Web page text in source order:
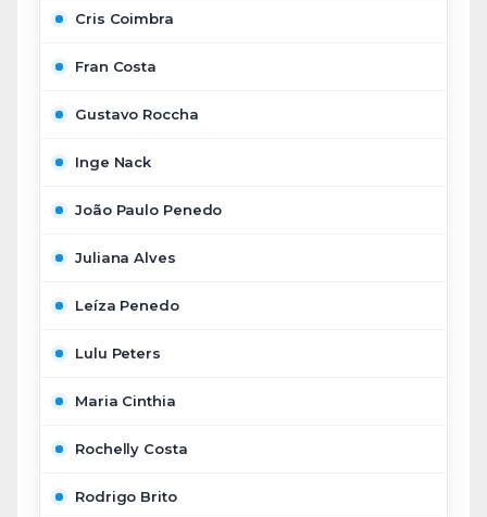
Cris Coimbra
Fran Costa
Gustavo Roccha
Inge Nack
João Paulo Penedo
Juliana Alves
Leíza Penedo
Lulu Peters
Maria Cinthia
Rochelly Costa
Rodrigo Brito